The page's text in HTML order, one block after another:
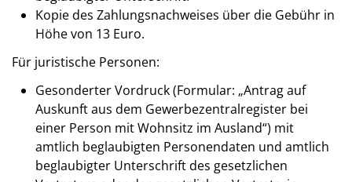
Kopie des Zahlungsnachweises über die Gebühr in
Höhe von 13 Euro.
Für juristische Personen:
Gesonderter Vordruck (Formular: „Antrag auf
Auskunft aus dem Gewerbezentralregister bei
einer Person mit Wohnsitz im Ausland“) mit
amtlich beglaubigten Personendaten und amtlich
beglaubigter Unterschrift des gesetzlichen